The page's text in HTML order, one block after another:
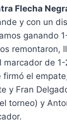
Flecha
y con un
ganando
remontaron,
marcador de
el
y Fran
torneo) y